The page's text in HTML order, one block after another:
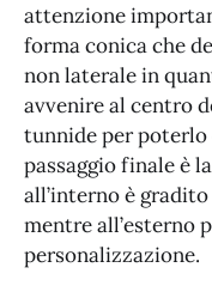
attenzione
forma conica che
non laterale in
avvenire al centro
tunnide per poterlo
passaggio finale è
all’interno è
mentre all’esterno
personalizzazione.